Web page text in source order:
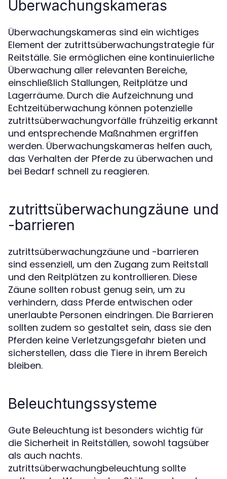
Überwachungskameras
Überwachungskameras sind ein wichtiges
Element der zutrittsüberwachungstrategie für
Reitställe. Sie ermöglichen eine kontinuierliche
Überwachung aller relevanten Bereiche,
einschließlich Stallungen, Reitplätze und
Lagerräume. Durch die Aufzeichnung und
Echtzeitüberwachung können potenzielle
zutrittsüberwachungvorfälle frühzeitig erkannt
und entsprechende Maßnahmen ergriffen
werden. Überwachungskameras helfen auch,
das Verhalten der Pferde zu überwachen und
bei Bedarf schnell zu reagieren.
zutrittsüberwachungzäune und
-barrieren
zutrittsüberwachungzäune und -barrieren
sind essenziell, um den Zugang zum Reitstall
und den Reitplätzen zu kontrollieren. Diese
Zäune sollten robust genug sein, um zu
verhindern, dass Pferde entwischen oder
unerlaubte Personen eindringen. Die Barrieren
sollten zudem so gestaltet sein, dass sie den
Pferden keine Verletzungsgefahr bieten und
sicherstellen, dass die Tiere in ihrem Bereich
bleiben.
Beleuchtungssysteme
Gute Beleuchtung ist besonders wichtig für
die Sicherheit in Reitställen, sowohl tagsüber
als auch nachts.
zutrittsüberwachungbeleuchtung sollte